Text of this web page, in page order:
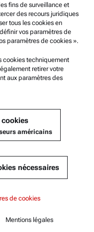
fins de surveillance et
des recours juridiques
tous les cookies en
vos paramètres de
paramètres de cookies ».
cookies techniquement
retirer votre
aux paramètres des
américains
nécessaires
de cookies
Mentions légales
des matières